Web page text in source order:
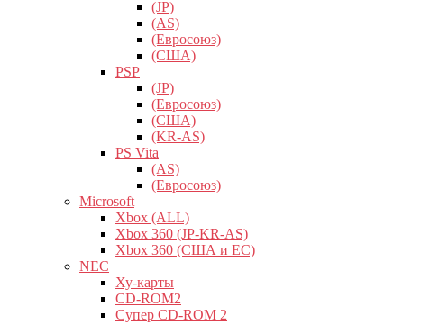
(JP)
(AS)
(Евросоюз)
(США)
PSP
(JP)
(Евросоюз)
(США)
(KR-AS)
PS Vita
(AS)
(Евросоюз)
Microsoft
Xbox (ALL)
Xbox 360 (JP-KR-AS)
Xbox 360 (США и ЕС)
NEC
Ху-карты
CD-ROM2
Супер CD-ROM 2